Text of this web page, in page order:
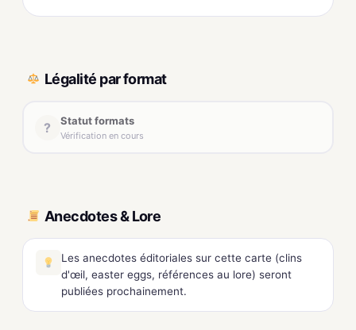
Légalité par format
? Statut formats
Vérification en cours
Anecdotes & Lore
Les anecdotes éditoriales sur cette carte (clins
d'œil, easter eggs, références au lore) seront
publiées prochainement.